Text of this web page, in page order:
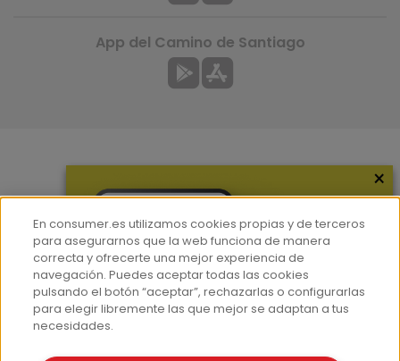
Hemeroteca
Contacto
Prensa
Corpus Lingüístico Consumer
App del Camino de Santiago
×
En consumer.es utilizamos cookies propias y de terceros
para asegurarnos que la web funciona de manera
correcta y ofrecerte una mejor experiencia de
navegación. Puedes aceptar todas las cookies
pulsando el botón “aceptar”, rechazarlas o configurarlas
para elegir libremente las que mejor se adaptan a tus
necesidades.